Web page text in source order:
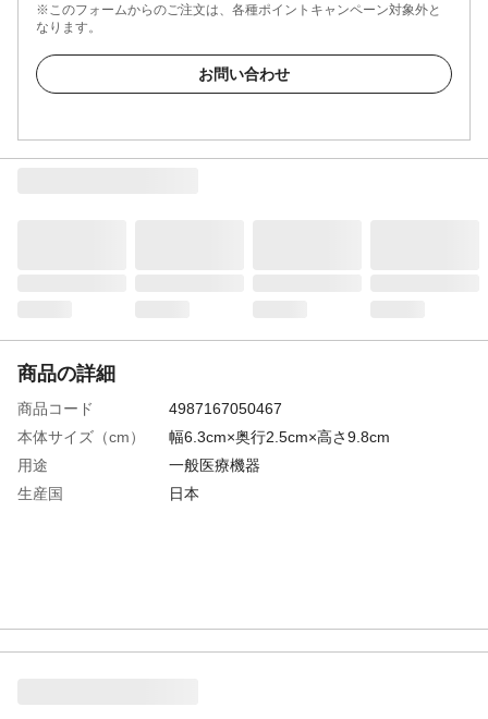
※このフォームからのご注文は、各種ポイントキャンペーン対象外と
なります。
お問い合わせ
商品の詳細
商品コード
4987167050467
本体サイズ（cm）
幅6.3cm×奥行2.5cm×高さ9.8cm
用途
一般医療機器
生産国
日本